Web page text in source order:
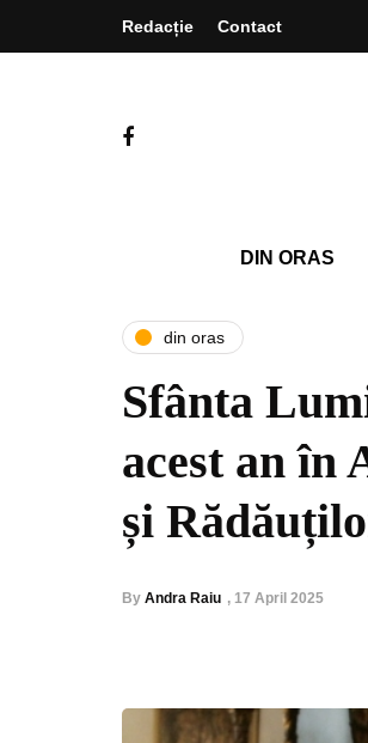
Redacție Contact
DIN ORAS
din oras
Sfânta
acest an în
și
By Andra Raiu , 17 April 2025